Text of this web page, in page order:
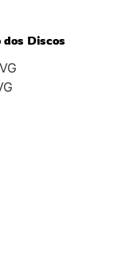
Discos